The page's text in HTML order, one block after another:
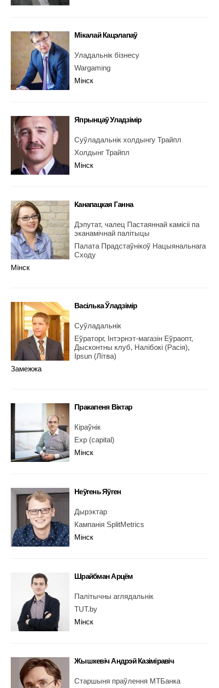
Мікалай Кацэлапаў
Уладальнік бізнесу
Wargaming
Мінск
Япрынцаў Уладзімір
Суўладальнік холдынгу Трайпл
Холдынг Трайпл
Мінск
Канапацкая Ганна
Дэпутат, чалец Пастаяннай камісіі па
эканамічнай палітыцы
Палата Прадстаўнікоў Нацыянальнага
Сходу
Мінск
Васілька Ўладзімір
Суўладальнік
Еўраторг, Інтэрнэт-магазін Еўраопт,
Дысконтны клуб, Налібокі (Расія),
Ipsun (Літва)
Замежжа
Пракапеня Віктар
Кіраўнік
Exp (capital)
Мінск
Неўгень Яўген
Дырэктар
Кампанія SplitMetrics
Мінск
Шрайбман Арцём
Палітычны аглядальнік
TUT.by
Мінск
Жышкевіч Андрэй Казіміравіч
Старшыня праўлення МТБанка